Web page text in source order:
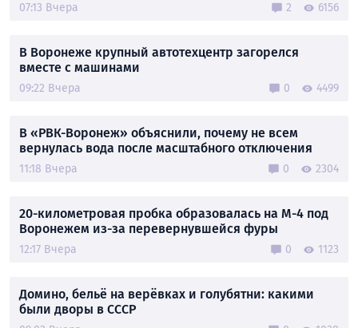
07:13 Вчера 2 6156
В Воронеже крупный автотехцентр загорелся
вместе с машинами
09:22 Вчера 0 4499
В «РВК-Воронеж» объяснили, почему не всем
вернулась вода после масштабного отключения
11:18 Вчера 0 2304
20-километровая пробка образовалась на М-4 под
Воронежем из-за перевернувшейся фуры
12:17 Вчера 0 1123
Домино, бельё на верёвках и голубятни: какими
были дворы в СССР